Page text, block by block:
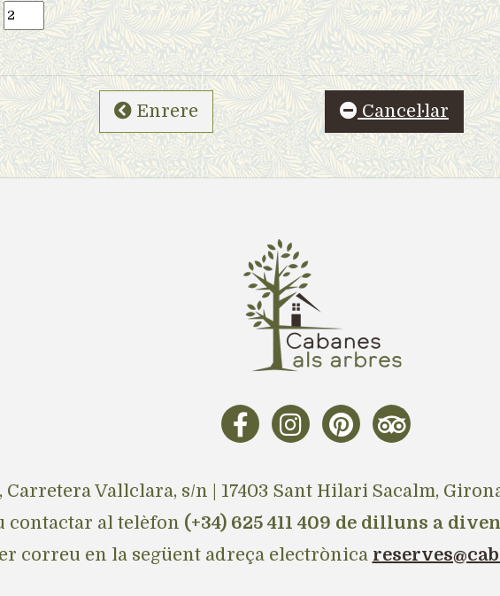
Enrere Cancel·lar
Carretera Vallclara, s/n | 17403 Sant Hilari Sacalm,
contactar al telèfon (+34) 625 411 409 de dilluns a
correu en la següent adreça electrònica